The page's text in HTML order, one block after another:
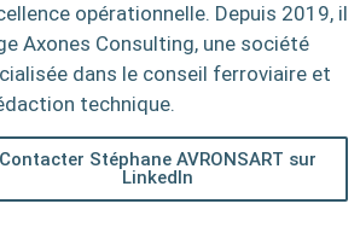
opérationnelle. Depuis 2019, il
Axones Consulting, une société
dans le conseil ferroviaire et
technique.
Contacter Stéphane AVRONSART sur
LinkedIn